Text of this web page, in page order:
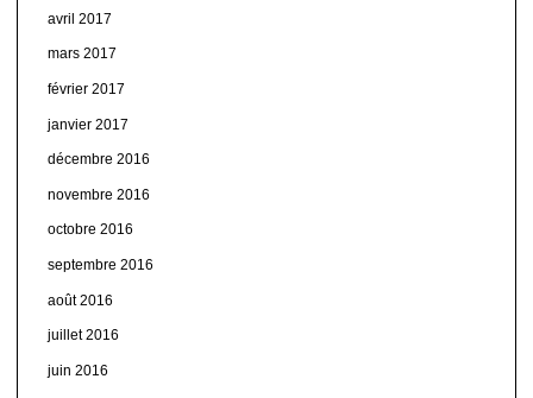
avril 2017
mars 2017
février 2017
janvier 2017
décembre 2016
novembre 2016
octobre 2016
septembre 2016
août 2016
juillet 2016
juin 2016